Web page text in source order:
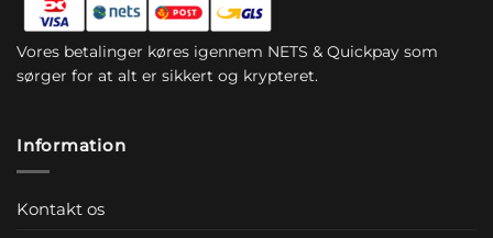
Vores betalinger køres igennem NETS & Quickpay som
sørger for at alt er sikkert og krypteret.
Information
Kontakt os